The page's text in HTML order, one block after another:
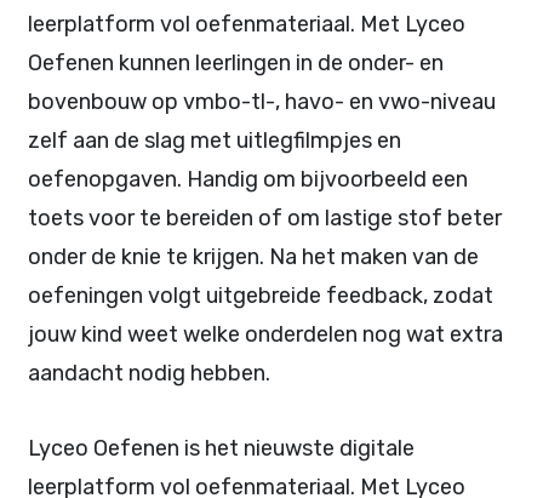
leerplatform vol oefenmateriaal. Met Lyceo
Oefenen kunnen leerlingen in de onder- en
bovenbouw op vmbo-tl-, havo- en vwo-niveau
zelf aan de slag met uitlegfilmpjes en
oefenopgaven. Handig om bijvoorbeeld een
toets voor te bereiden of om lastige stof beter
onder de knie te krijgen. Na het maken van de
oefeningen volgt uitgebreide feedback, zodat
jouw kind weet welke onderdelen nog wat extra
aandacht nodig hebben.
Lyceo Oefenen is het nieuwste digitale
leerplatform vol oefenmateriaal. Met Lyceo